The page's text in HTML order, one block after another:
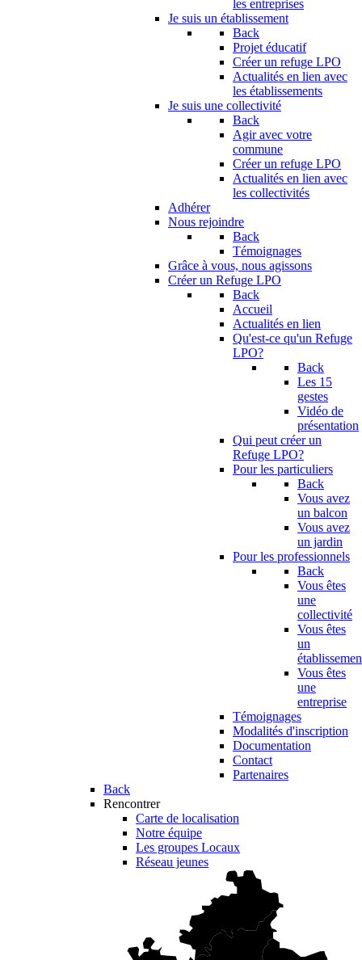
les entreprises
Je suis un établissement
Back
Projet éducatif
Créer un refuge LPO
Actualités en lien avec
les établissements
Je suis une collectivité
Back
Agir avec votre
commune
Créer un refuge LPO
Actualités en lien avec
les collectivités
Adhérer
Nous rejoindre
Back
Témoignages
Grâce à vous, nous agissons
Créer un Refuge LPO
Back
Accueil
Actualités en lien
Qu'est-ce qu'un Refuge
LPO?
Back
Les 15
gestes
Vidéo de
présentation
Qui peut créer un
Refuge LPO?
Pour les particuliers
Back
Vous avez
un balcon
Vous avez
un jardin
Pour les professionnels
Back
Vous êtes
une
collectivité
Vous êtes
un
Vous êtes
une
entreprise
Témoignages
Modalités d'inscription
Documentation
Contact
Partenaires
Back
Rencontrer
Carte de localisation
Notre équipe
Les groupes Locaux
Réseau jeunes